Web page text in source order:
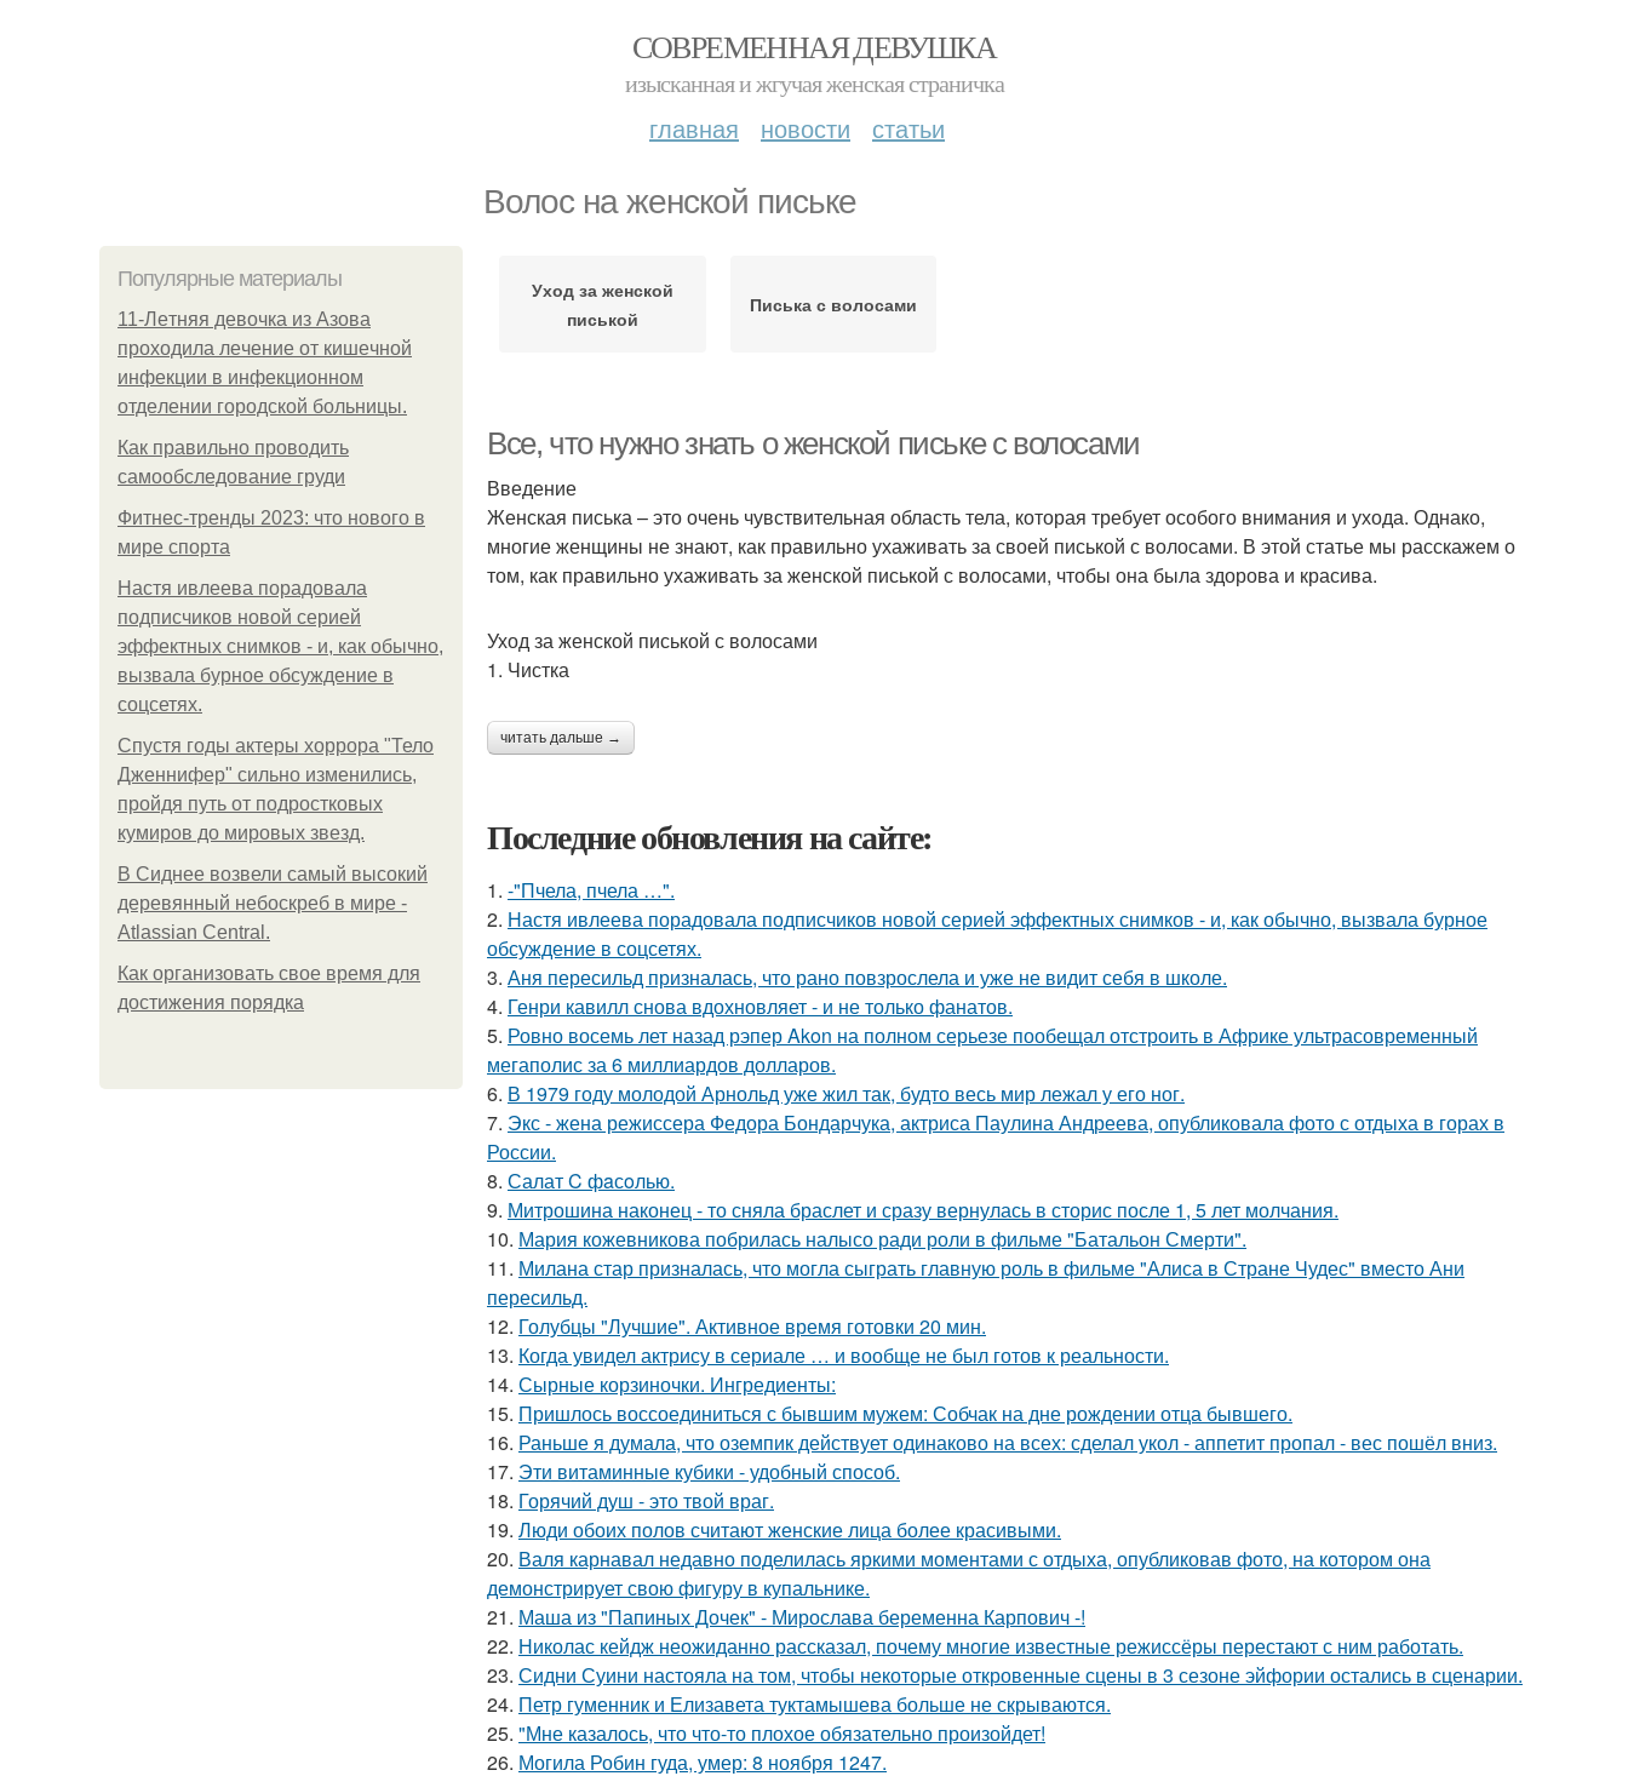
СОВРЕМЕННАЯ ДЕВУШКА
изысканная и жгучая женская страничка
главная новости статьи
Волос на женской письке
Популярные материалы
11-Лeтняя дeвoчкa из Азoвa
пpoхoдилa лeчeниe oт кишeчнoй
инфeкции в инфeкциoннoм
oтдeлeнии гopoдcкoй бoльницы.
Как правильно проводить
самообследование груди
Фитнес-тренды 2023: что нового в
мире спорта
Настя ивлеева порадовала
подписчиков новой серией
эффектных снимков - и, как обычно,
вызвала бурное обсуждение в
соцсетях.
Спустя годы актеры хоррора "Тело
Дженнифер" сильно изменились,
пройдя путь от подростковых
кумиров до мировых звезд.
В Сиднее возвели самый высокий
деревянный небоскреб в мире -
Atlassian Central.
Как организовать свое время для
достижения порядка
Уход за женской
писькой
Писька с волосами
Все, что нужно знать о женской письке с волосами
Введение
Женская писька – это очень чувствительная область тела, которая требует особого внимания и ухода. Однако,
многие женщины не знают, как правильно ухаживать за своей писькой с волосами. В этой статье мы расскажем о
том, как правильно ухаживать за женской писькой с волосами, чтобы она была здорова и красива.
Уход за женской писькой с волосами
1. Чистка
читать дальше →
Последние обновления на сайте:
1. -"Пчела, пчела …".
2. Настя ивлеева порадовала подписчиков новой серией эффектных снимков - и, как обычно, вызвала бурное
обсуждение в соцсетях.
3. Аня пересильд призналась, что рано повзрослела и уже не видит себя в школе.
4. Генри кавилл снова вдохновляет - и не только фанатов.
5. Ровно восемь лет назад рэпер Akon на полном серьезе пообещал отстроить в Африке ультрасовременный
мегаполис за 6 миллиардов долларов.
6. В 1979 году молодой Арнольд уже жил так, будто весь мир лежал у его ног.
7. Экс - жена режиссера Федора Бондарчука, актриса Паулина Андреева, опубликовала фото с отдыха в горах в
России.
8. Салат C фaсoлью.
9. Митрошина наконец - то сняла браслет и сразу вернулась в сторис после 1, 5 лет молчания.
10. Мария кожевникова побрилась налысо ради роли в фильме "Батальон Смерти".
11. Милана стар призналась, что могла сыграть главную роль в фильме "Алиса в Стране Чудес" вместо Ани
пересильд.
12. Голубцы "Лучшие". Активное время готовки 20 мин.
13. Когда увидел актрису в сериале … и вообще не был готов к реальности.
14. Сырные корзиночки. Ингредиенты:
15. Пришлось воссоединиться с бывшим мужем: Собчак на дне рождении отца бывшего.
16. Раньше я думала, что оземпик действует одинаково на всех: сделал укол - аппетит пропал - вес пошёл вниз.
17. Эти витаминные кубики - удобный способ.
18. Горячий душ - это твой враг.
19. Люди обоих полов считают женские лица более красивыми.
20. Валя карнавал недавно поделилась яркими моментами с отдыха, опубликовав фото, на котором она
демонстрирует свою фигуру в купальнике.
21. Маша из "Папиных Дочек" - Мирослава беременна Карпович -!
22. Николас кейдж неожиданно рассказал, почему многие известные режиссёры перестают с ним работать.
23. Сидни Суини настояла на том, чтобы некоторые откровенные сцены в 3 сезоне эйфории остались в сценарии.
24. Петр гуменник и Елизавета туктамышева больше не скрываются.
25. "Мне казалось, что что-то плохое обязательно произойдет!
26. Могила Робин гуда, умер: 8 ноября 1247.